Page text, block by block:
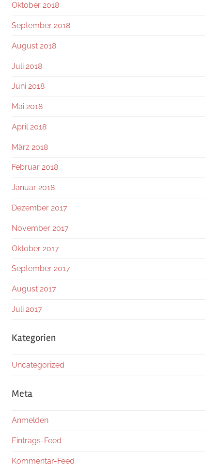
Oktober 2018
September 2018
August 2018
Juli 2018
Juni 2018
Mai 2018
April 2018
März 2018
Februar 2018
Januar 2018
Dezember 2017
November 2017
Oktober 2017
September 2017
August 2017
Juli 2017
Kategorien
Uncategorized
Meta
Anmelden
Eintrags-Feed
Kommentar-Feed